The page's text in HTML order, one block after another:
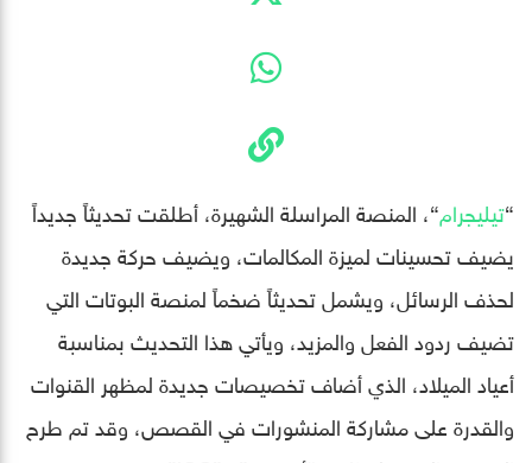
“تيليجرام“، المنصة المراسلة الشهيرة، أطلقت تحديثاً جديداً
يضيف تحسينات لميزة المكالمات، ويضيف حركة جديدة
لحذف الرسائل، ويشمل تحديثاً ضخماً لمنصة البوتات التي
تضيف ردود الفعل والمزيد، ويأتي هذا التحديث بمناسبة
أعياد الميلاد، الذي أضاف تخصيصات جديدة لمظهر القنوات
والقدرة على مشاركة المنشورات في القصص، وقد تم طرح